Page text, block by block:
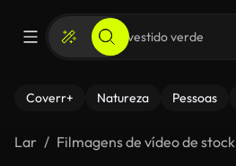
Coverr+ Natureza Pessoas
Lar Filmagens de vídeo de stock